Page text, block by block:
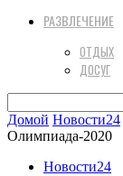
РАЗВЛЕЧЕНИЕ
ОТДЫХ
ДОСУГ
Домой Новости24
Олимпиада-2020
Новости24